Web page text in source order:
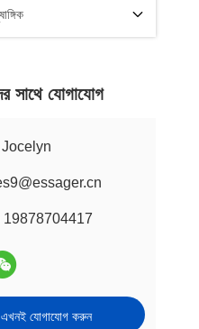
সাথে যোগাযোগ
Jocelyn
19878704417
এখনই যোগাযোগ করুন